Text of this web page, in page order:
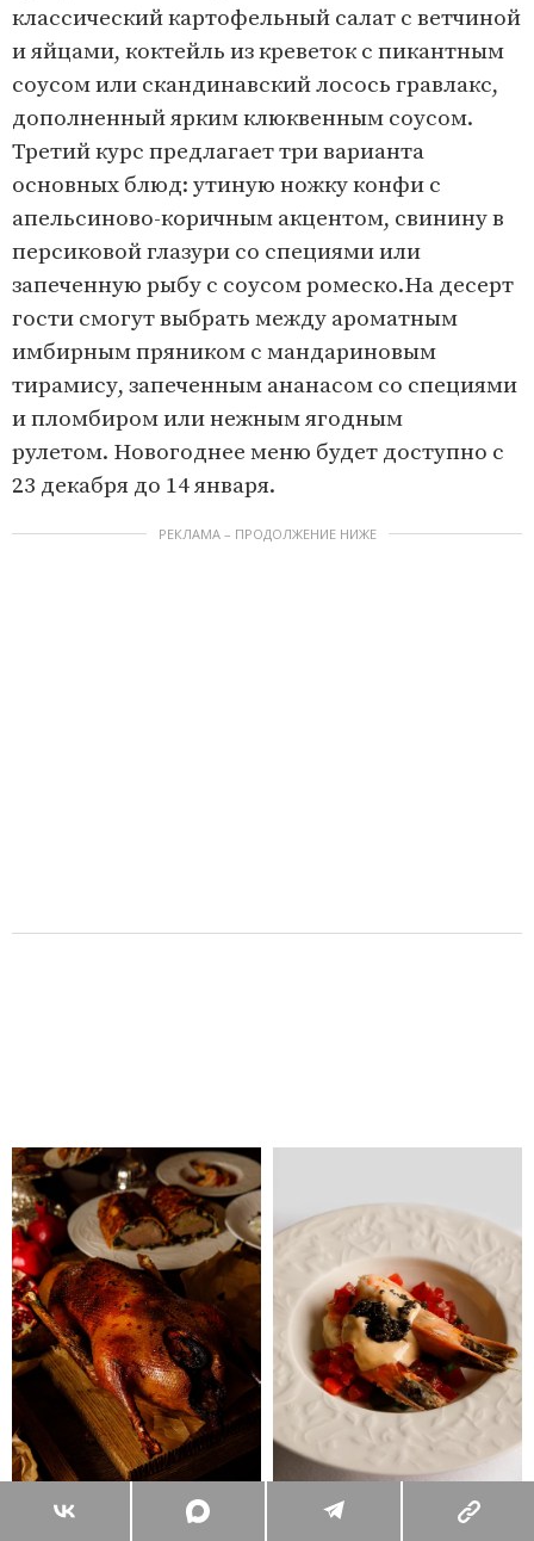
классический картофельный салат с ветчиной
и яйцами, коктейль из креветок с пикантным
соусом или скандинавский лосось гравлакс,
дополненный ярким клюквенным соусом.
Третий курс предлагает три варианта
основных блюд: утиную ножку конфи с
апельсиново-коричным акцентом, свинину в
персиковой глазури со специями или
запеченную рыбу с соусом ромеско.На десерт
гости смогут выбрать между ароматным
имбирным пряником с мандариновым
тирамису, запеченным ананасом со специями
и пломбиром или нежным ягодным
рулетом. Новогоднее меню будет доступно с
23 декабря до 14 января.
РЕКЛАМА – ПРОДОЛЖЕНИЕ НИЖЕ